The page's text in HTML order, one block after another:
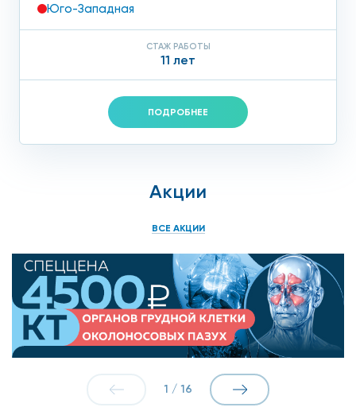
Юго-Западная
СТАЖ РАБОТЫ
11 лет
ПОДРОБНЕЕ
Акции
ВСЕ АКЦИИ
1 / 16